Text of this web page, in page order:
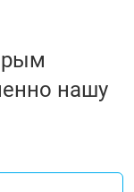
нашу